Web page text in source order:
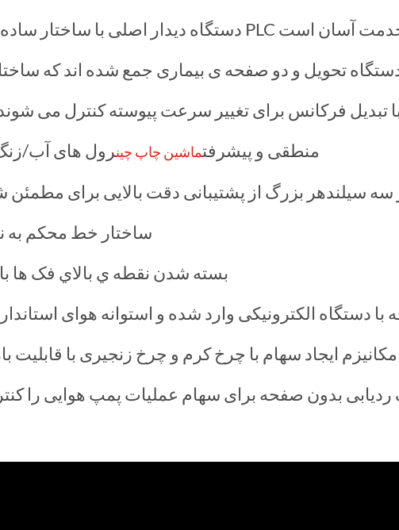
منطقی و پیشرفتماشین چاپ چینرول های آب/
سه سیلندهر بزرگ از پشتیبانی دقت بالایی برای
ساختار خط محکم به
بسته شدن نقطه ي بالاي فک ها
با دستگاه الکترونیکی وارد شده و استوانه هوای